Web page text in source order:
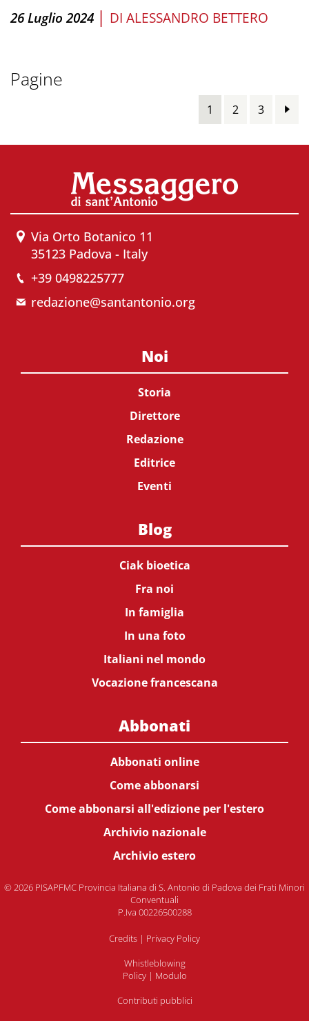
26 Luglio 2024 | DI ALESSANDRO BETTERO
Pagine
1 2 3
Via Orto Botanico 11
35123 Padova - Italy
+39 0498225777
redazione@santantonio.org
Noi
Storia
Direttore
Redazione
Editrice
Eventi
Blog
Ciak bioetica
Fra noi
In famiglia
In una foto
Italiani nel mondo
Vocazione francescana
Abbonati
Abbonati online
Come abbonarsi
Come abbonarsi all'edizione per l'estero
Archivio nazionale
Archivio estero
© 2026 PISAPFMC Provincia Italiana di S. Antonio di Padova dei Frati Minori
Conventuali
P.Iva 00226500288
Credits | Privacy Policy
Whistleblowing
Policy| Modulo
Contributi pubblici